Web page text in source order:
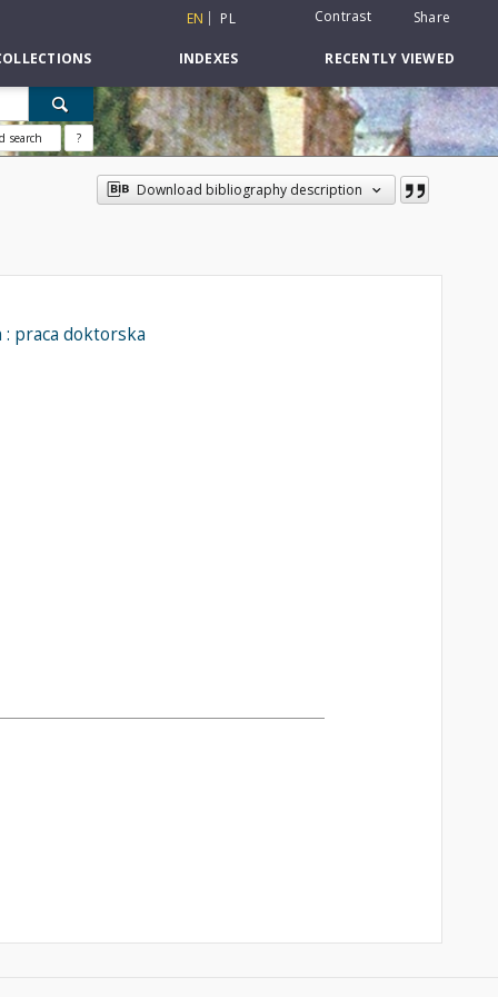
EN PL Contrast Share
INDEXES RECENTLY VIEWED
search ?
Download bibliography description
praca doktorska